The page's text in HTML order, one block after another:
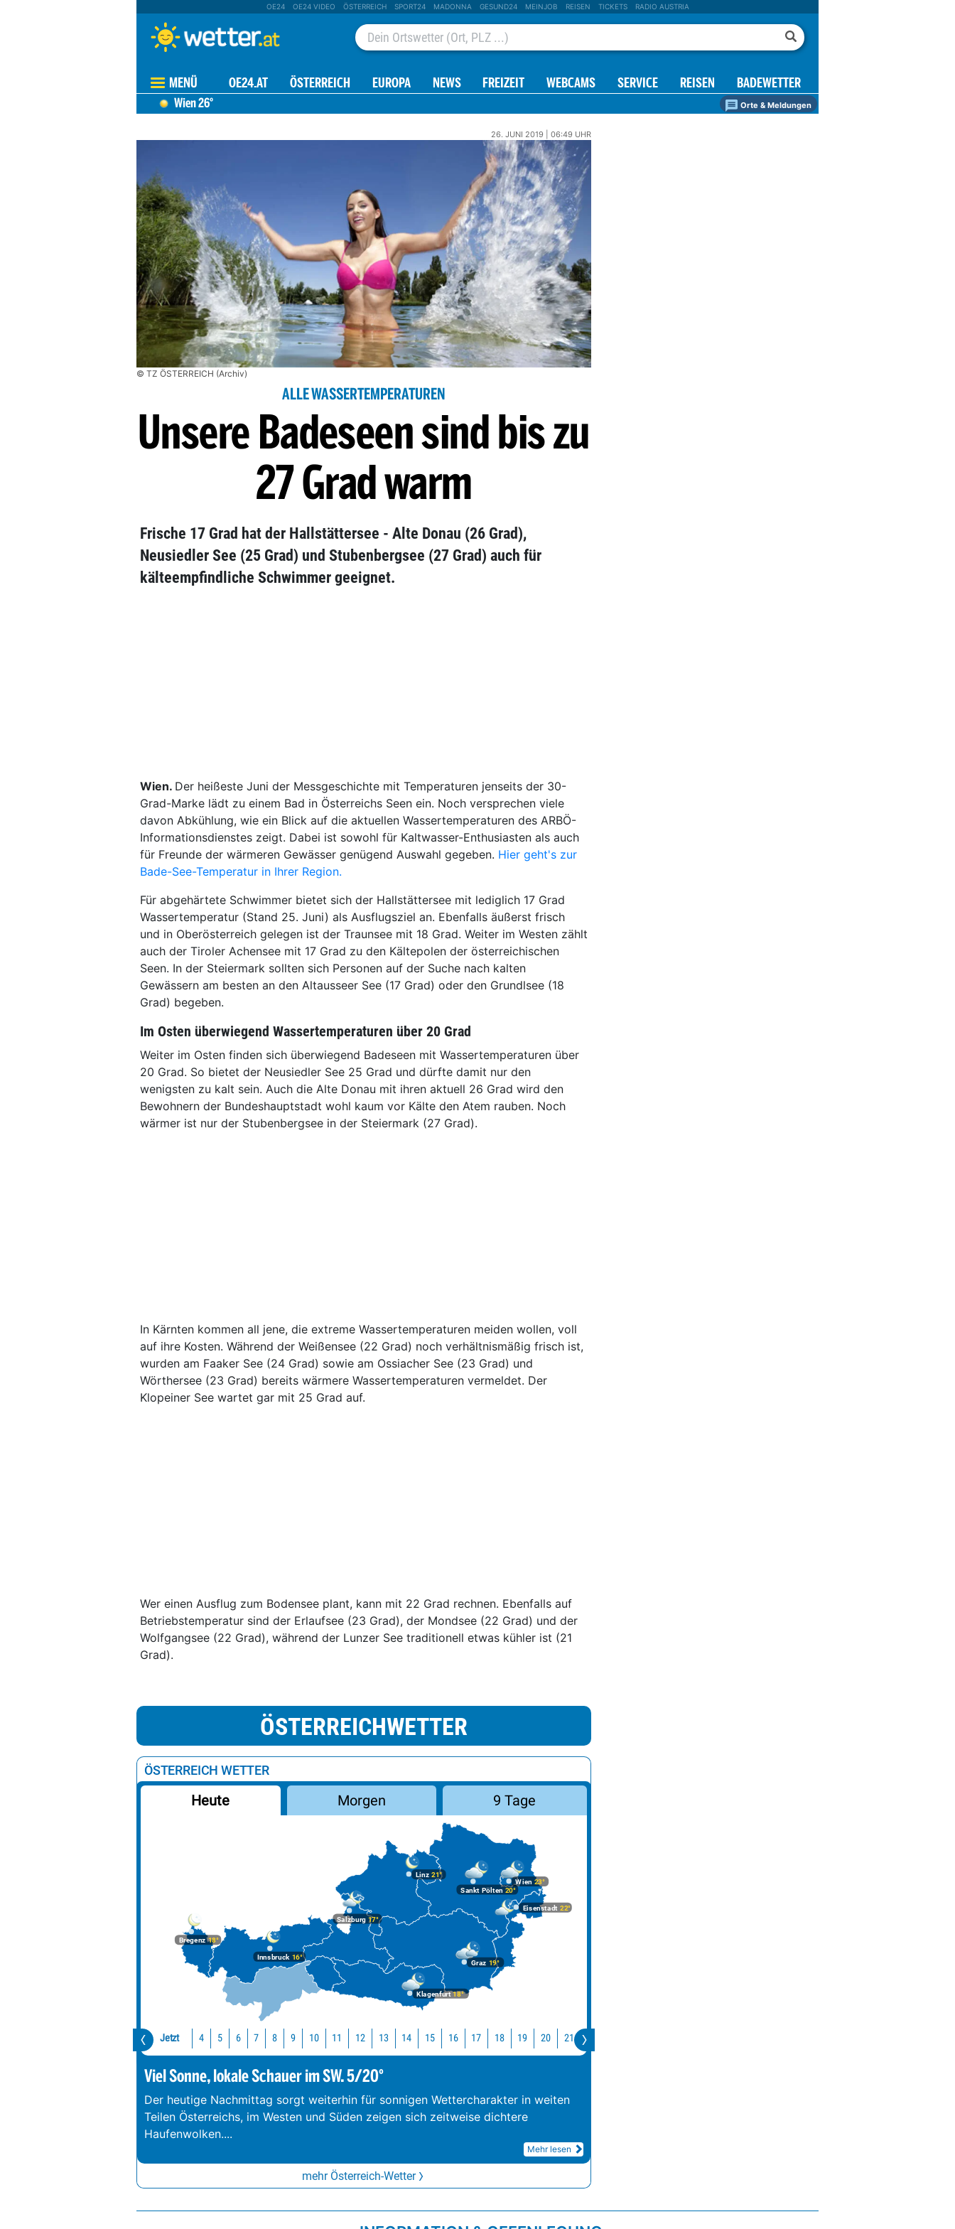
OE24 OE24 VIDEO ÖSTERREICH SPORT24 MADONNA GESUND24 MEINJOB REISEN TICKETS RADIO AUSTRIA
MENÜ OE24.AT ÖSTERREICH EUROPA NEWS FREIZEIT WEBCAMS SERVICE REISEN BADEWETTER
Wien26° Orte & Meldungen
26. JUNI 2019 | 06:49 UHR
© TZ ÖSTERREICH (Archiv)
ALLE WASSERTEMPERATUREN
Unsere Badeseen sind bis zu
27 Grad warm
Frische 17 Grad hat der Hallstättersee - Alte Donau (26 Grad),
Neusiedler See (25 Grad) und Stubenbergsee (27 Grad) auch für
kälteempfindliche Schwimmer geeignet.
Wien. Der heißeste Juni der Messgeschichte mit Temperaturen jenseits der 30-
Grad-Marke lädt zu einem Bad in Österreichs Seen ein. Noch versprechen viele
davon Abkühlung, wie ein Blick auf die aktuellen Wassertemperaturen des ARBÖ-
Informationsdienstes zeigt. Dabei ist sowohl für Kaltwasser-Enthusiasten als auch
für Freunde der wärmeren Gewässer genügend Auswahl gegeben. Hier geht's zur
Bade-See-Temperatur in Ihrer Region.
Für abgehärtete Schwimmer bietet sich der Hallstättersee mit lediglich 17 Grad
Wassertemperatur (Stand 25. Juni) als Ausflugsziel an. Ebenfalls äußerst frisch
und in Oberösterreich gelegen ist der Traunsee mit 18 Grad. Weiter im Westen zählt
auch der Tiroler Achensee mit 17 Grad zu den Kältepolen der österreichischen
Seen. In der Steiermark sollten sich Personen auf der Suche nach kalten
Gewässern am besten an den Altausseer See (17 Grad) oder den Grundlsee (18
Grad) begeben.
Im Osten überwiegend Wassertemperaturen über 20 Grad
Weiter im Osten finden sich überwiegend Badeseen mit Wassertemperaturen über
20 Grad. So bietet der Neusiedler See 25 Grad und dürfte damit nur den
wenigsten zu kalt sein. Auch die Alte Donau mit ihren aktuell 26 Grad wird den
Bewohnern der Bundeshauptstadt wohl kaum vor Kälte den Atem rauben. Noch
wärmer ist nur der Stubenbergsee in der Steiermark (27 Grad).
In Kärnten kommen all jene, die extreme Wassertemperaturen meiden wollen, voll
auf ihre Kosten. Während der Weißensee (22 Grad) noch verhältnismäßig frisch ist,
wurden am Faaker See (24 Grad) sowie am Ossiacher See (23 Grad) und
Wörthersee (23 Grad) bereits wärmere Wassertemperaturen vermeldet. Der
Klopeiner See wartet gar mit 25 Grad auf.
Wer einen Ausflug zum Bodensee plant, kann mit 22 Grad rechnen. Ebenfalls auf
Betriebstemperatur sind der Erlaufsee (23 Grad), der Mondsee (22 Grad) und der
Wolfgangsee (22 Grad), während der Lunzer See traditionell etwas kühler ist (21
Grad).
ÖSTERREICHWETTER
ÖSTERREICH WETTER
Heute Morgen 9 Tage
Bregenz18°
Graz 19°
Innsbruck16°
Klagenfurt18°
Linz 21°
Salzburg17°
Wien 23°
Eisenstadt 22°
Sankt Pölten 20°
Jetzt 4 5 6 7 8 9 10 11 12 13 14 15 16 17 18 19 20 21
Viel Sonne, lokale Schauer im SW. 5/20°
Der heutige Nachmittag sorgt weiterhin für sonnigen Wettercharakter in weiten
Teilen Österreichs, im Westen und Süden zeigen sich zeitweise dichtere
Haufenwolken....
Mehr lesen
mehr Österreich-Wetter